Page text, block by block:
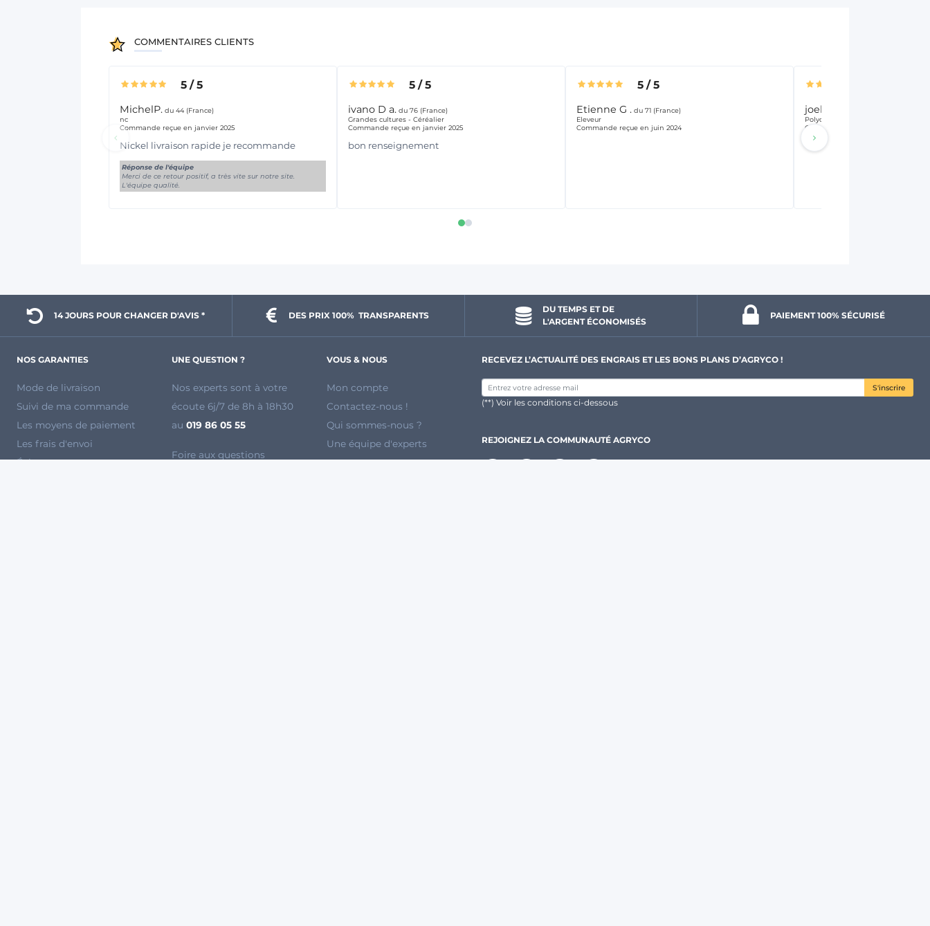
COMMENTAIRES CLIENTS
5/5
MichelP. du 44 (France)
nc
Commande reçue en janvier 2025
Nickel livraison rapide je recommande
Réponse de l'équipe
Merci de ce retour positif, a très vite sur notre site.
L'équipe qualité.
5/5
ivano D a. du 76 (France)
Grandes cultures - Céréalier
Commande reçue en janvier 2025
bon renseignement
5/5
Etienne G . du 71 (France)
Eleveur
Commande reçue en juin 2024
joelD.
Polyculteur-Eleveur
Commande reçue en avril 2024
14 JOURS POUR CHANGER D'AVIS * DES PRIX 100% TRANSPARENTS
DU TEMPS ET DE
L'ARGENT ÉCONOMISÉS
PAIEMENT 100% SÉCURISÉ
NOS GARANTIES
Mode de livraison
Suivi de ma commande
Les moyens de paiement
Les frais d'envoi
Échanges et
UNE QUESTION ?
Nos experts sont à votre
écoute 6j/7 de 8h à 18h30
au 019 86 05 55
Foire aux questions
VOUS & NOUS
Mon compte
Contactez-nous !
Qui sommes-nous ?
Une équipe d'experts
RECEVEZ L’ACTUALITÉ DES ENGRAIS ET LES BONS PLANS D’AGRYCO !
S'inscrire
(**) Voir les conditions ci-dessous
REJOIGNEZ LA COMMUNAUTÉ AGRYCO